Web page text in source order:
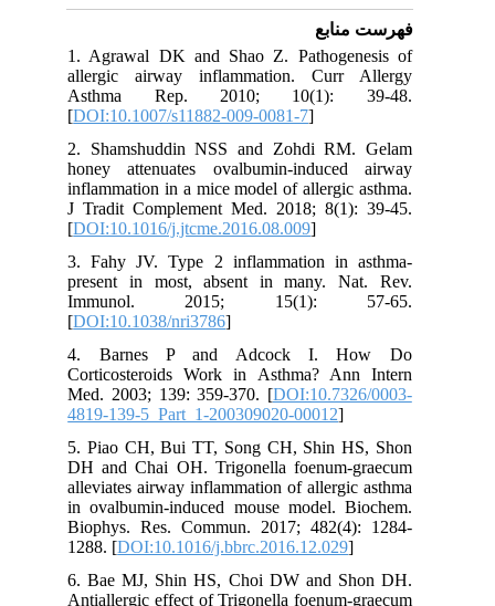
فهرست منابع
1. Agrawal DK and Shao Z. Pathogenesis of
allergic airway inflammation. Curr Allergy
Asthma Rep. 2010; 10(1): 39-48.
[DOI:10.1007/s11882-009-0081-7
2. Shamshuddin NSS and Zohdi RM. Gelam
honey attenuates ovalbumin-induced airway
inflammation in a mice model of allergic asthma.
J Tradit Complement Med. 2018; 8(1): 39-45.
[DOI:10.1016/j.jtcme.2016.08.009
3. Fahy JV. Type 2 inflammation in asthma-
present in most, absent in many. Nat. Rev.
Immunol. 2015; 15(1): 57-65.
[DOI:10.1038/nri3786
4. Barnes P and Adcock I. How Do
Corticosteroids Work in Asthma? Ann Intern
Med. 2003; 139: 359-370. [DOI:10.7326/0003-
4819-139-5_Part_1-200309020-00012
5. Piao CH, Bui TT, Song CH, Shin HS, Shon
DH and Chai OH. Trigonella foenum-graecum
alleviates airway inflammation of allergic asthma
in ovalbumin-induced mouse model. Biochem.
Biophys. Res. Commun. 2017; 482(4): 1284-
1288. [DOI:10.1016/j.bbrc.2016.12.029
6. Bae MJ, Shin HS, Choi DW and Shon DH.
Antiallergic effect of Trigonella foenum-graecum